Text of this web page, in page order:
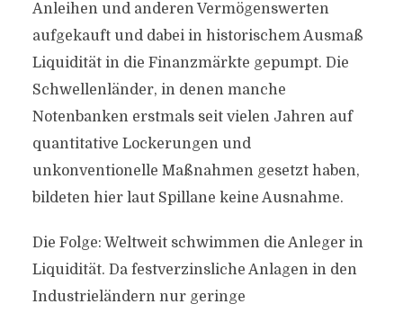
Anleihen und anderen Vermögenswerten
aufgekauft und dabei in historischem Ausmaß
Liquidität in die Finanzmärkte gepumpt. Die
Schwellenländer, in denen manche
Notenbanken erstmals seit vielen Jahren auf
quantitative Lockerungen und
unkonventionelle Maßnahmen gesetzt haben,
bildeten hier laut Spillane keine Ausnahme.
Die Folge: Weltweit schwimmen die Anleger in
Liquidität. Da festverzinsliche Anlagen in den
Industrieländern nur geringe